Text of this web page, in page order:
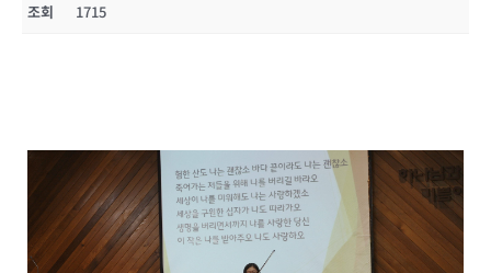
조회 1715